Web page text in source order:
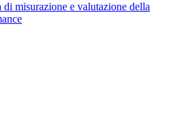
di misurazione e valutazione della